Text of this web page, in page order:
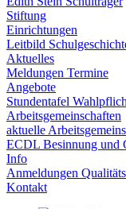
Stiftung
Einrichtungen
Leitbild
Aktuelles
Meldungen Termine
Angebote
Stundentafel
Arbeitsgemeinschaften
aktuelle
ECDL Besinnung und
Info
Anmeldungen
Kontakt